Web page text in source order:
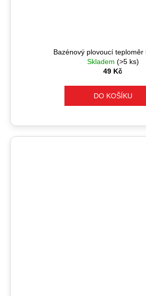
Bazénový plovoucí teploměr
Skladem (>5 ks)
49 Kč
DO KOŠÍKU